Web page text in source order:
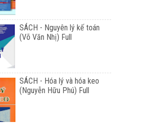
SÁCH - Nguyên lý kế toán
(Võ Văn Nhị) Full
SÁCH - Hóa lý và hóa keo
(Nguyễn Hữu Phú) Full